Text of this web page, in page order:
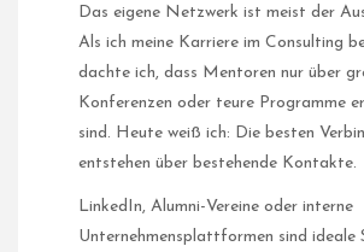
Das eigene Netzwerk ist meist der
Als ich meine Karriere im Consulting
dachte ich, dass Mentoren nur über
Konferenzen oder teure Programme
sind. Heute weiß ich: Die besten
entstehen über bestehende Kontakte.
LinkedIn, Alumni-Vereine oder interne
Unternehmensplattformen sind ideale